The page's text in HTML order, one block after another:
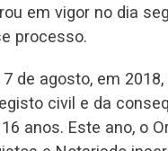
em vigor no dia
processo.
de agosto, em
civil e da
anos. Este ano, o